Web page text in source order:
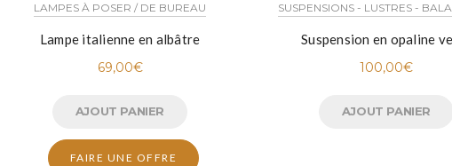
LAMPES À POSER / DE BUREAU
Lampe italienne en albâtre
69,00€
AJOUT PANIER
FAIRE UNE OFFRE
SUSPENSIONS - LUSTRES -
Suspension en opaline
100,00€
AJOUT PANIER